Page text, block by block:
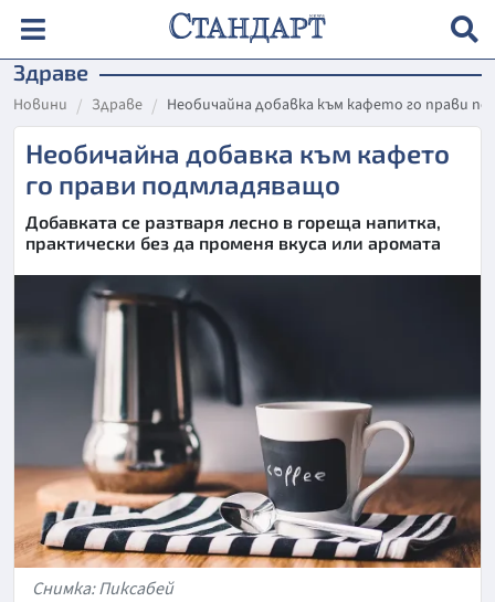
Здраве
Новини Здраве Необичайна добавка към кафето го прави
Необичайна добавка към кафето
го прави подмладяващо
Добавката се разтваря лесно в гореща напитка,
практически без да променя вкуса или аромата
Снимка: Пиксабей